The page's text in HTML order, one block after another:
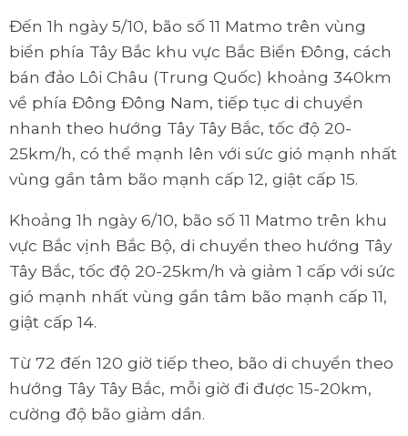
Đến 1h ngày 5/10, bão số 11 Matmo trên vùng
biển phía Tây Bắc khu vực Bắc Biển Đông, cách
bán đảo Lôi Châu (Trung Quốc) khoảng 340km
về phía Đông Đông Nam, tiếp tục di chuyển
nhanh theo hướng Tây Tây Bắc, tốc độ 20-
25km/h, có thể mạnh lên với sức gió mạnh nhất
vùng gần tâm bão mạnh cấp 12, giật cấp 15.
Khoảng 1h ngày 6/10, bão số 11 Matmo trên khu
vực Bắc vịnh Bắc Bộ, di chuyển theo hướng Tây
Tây Bắc, tốc độ 20-25km/h và giảm 1 cấp với sức
gió mạnh nhất vùng gần tâm bão mạnh cấp 11,
giật cấp 14.
Từ 72 đến 120 giờ tiếp theo, bão di chuyển theo
hướng Tây Tây Bắc, mỗi giờ đi được 15-20km,
cường độ bão giảm dần.